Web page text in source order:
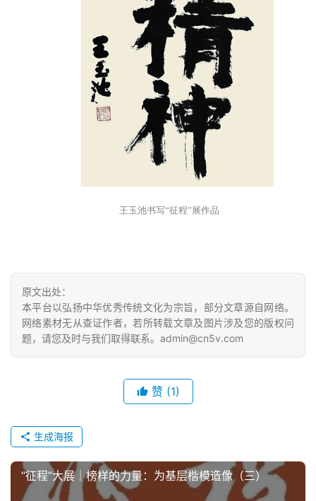
王玉池书写“征程”展作品
原文出处：
本平台以弘扬中华优秀传统文化为宗旨，部分文章源自网络。
网络素材无从查证作者，若所转载文章及图片涉及您的版权问
题，请您及时与我们取得联系。admin@cn5v.com
赞 (1)
生成海报
“征程”大展｜榜样的力量：为基层楷模造像（三）